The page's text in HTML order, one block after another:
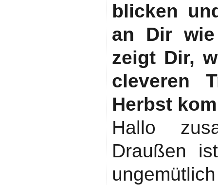
blicken
an Dir
zeigt Dir,
cleveren
Herbst
Hallo
Draußen